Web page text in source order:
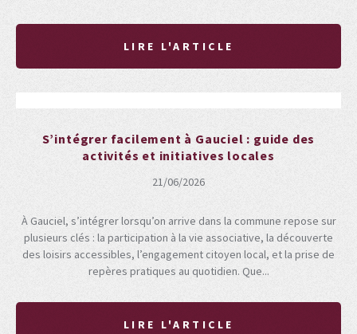
LIRE L'ARTICLE
S’intégrer facilement à Gauciel : guide des
activités et initiatives locales
21/06/2026
À Gauciel, s’intégrer lorsqu’on arrive dans la commune repose sur
plusieurs clés : la participation à la vie associative, la découverte
des loisirs accessibles, l’engagement citoyen local, et la prise de
repères pratiques au quotidien. Que...
LIRE L'ARTICLE